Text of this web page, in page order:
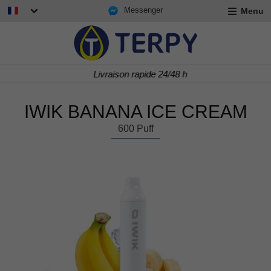
Messenger Menu
Livraison rapide 24/48 h
IWIK BANANA ICE CREAM
600 Puff